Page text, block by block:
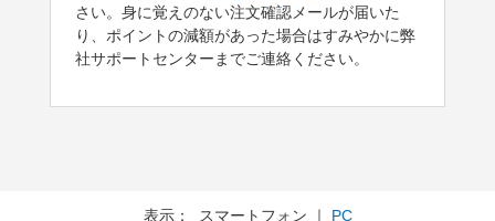
さい。身に覚えのない注文確認メールが届いた
り、ポイントの減額があった場合はすみやかに弊
社サポートセンターまでご連絡ください。
表示： スマートフォン ｜ PC